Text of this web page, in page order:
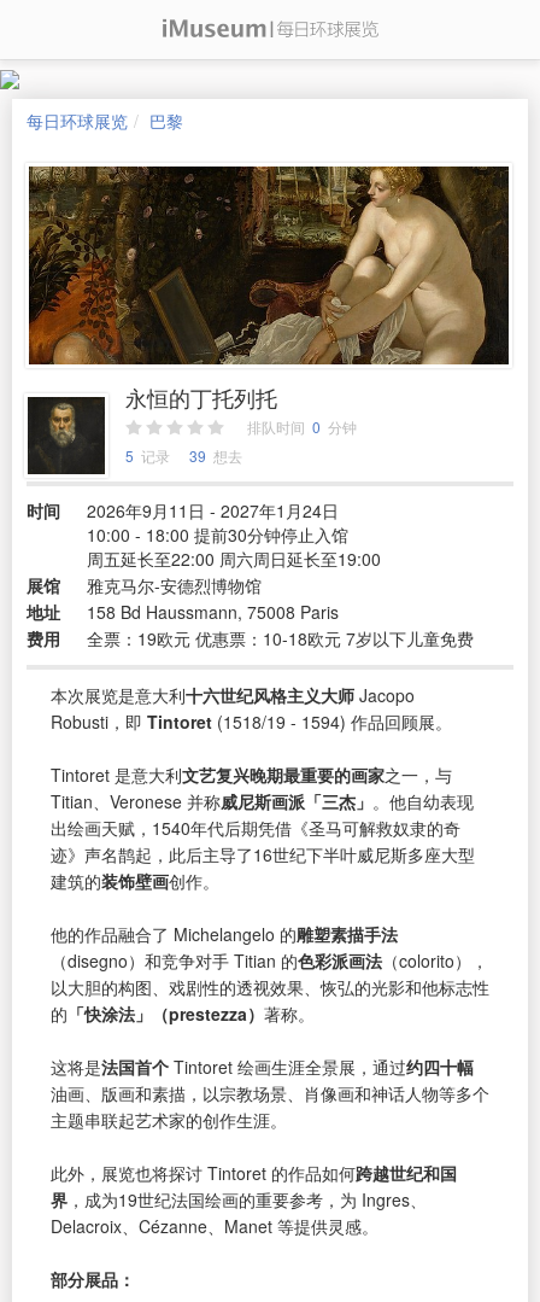
每日环球展览 巴黎
永恒的丁托列托
排队时间 0 分钟
5 记录 39 想去
时间
2026年9月11日 - 2027年1月24日
10:00 - 18:00 提前30分钟停止入馆
周五延长至22:00 周六周日延长至19:00
展馆
雅克马尔-安德烈博物馆
地址
158 Bd Haussmann, 75008 Paris
费用
全票：19欧元 优惠票：10-18欧元 7岁以下儿童免费
本次展览是意大利十六世纪风格主义大师 Jacopo
Robusti，即 Tintoret (1518/19 - 1594) 作品回顾展。
Tintoret 是意大利文艺复兴晚期最重要的画家之一，与
Titian、Veronese 并称威尼斯画派「三杰」 。他自幼表现
出绘画天赋，1540年代后期凭借《圣马可解救奴隶的奇
迹》声名鹊起，此后主导了16世纪下半叶威尼斯多座大型
建筑的装饰壁画创作。
他的作品融合了 Michelangelo 的雕塑素描手法
（disegno）和竞争对手 Titian 的色彩派画法 （colorito），
以大胆的构图、戏剧性的透视效果、恢弘的光影和他标志性
的 「快涂法」（prestezza） 著称。
这将是法国首个 Tintoret 绘画生涯全景展，通过约四十幅
油画、版画和素描，以宗教场景、肖像画和神话人物等多个
主题串联起艺术家的创作生涯。
此外，展览也将探讨 Tintoret 的作品如何跨越世纪和国
界 ，成为19世纪法国绘画的重要参考，为 Ingres、
Delacroix、Cézanne、Manet 等提供灵感。
部分展品：